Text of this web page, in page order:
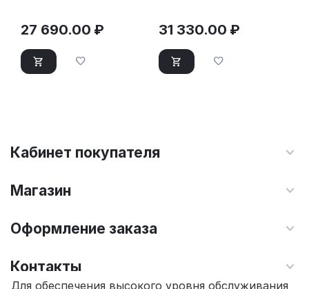
27 690.00 ₽ 31 330.00 ₽
Кабинет покупателя
Магазин
Оформление заказа
Контакты
Для обеспечения высокого уровня обслуживания